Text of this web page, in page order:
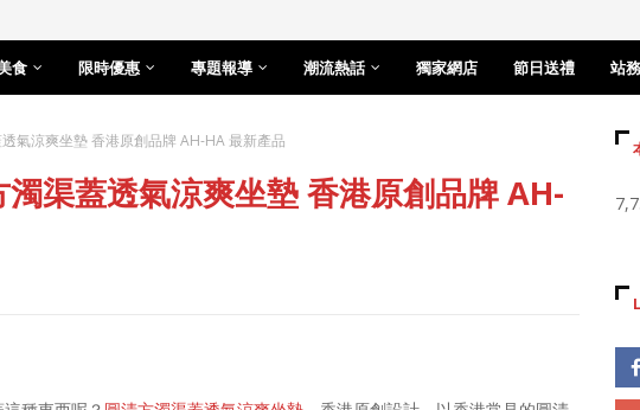
食 限時優惠 專題報導 潮流熱話 獨家網店 節日送禮 站
氣涼爽坐墊 香港原創品牌 AH-HA 最新產品
濁渠蓋透氣涼爽坐墊 香港原創品牌 AH-